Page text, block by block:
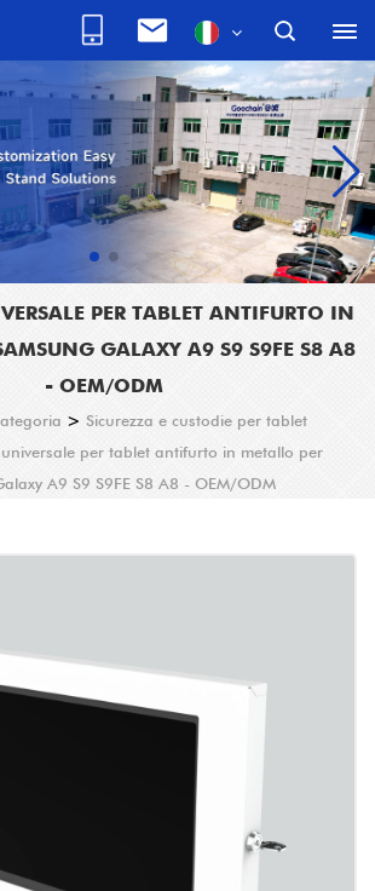
PER TABLET ANTIFURTO IN
GALAXY A9 S9 S9FE S8 A8
- OEM/ODM
> Sicurezza e custodie per tablet
per tablet antifurto in metallo per
A9 S9 S9FE S8 A8 - OEM/ODM